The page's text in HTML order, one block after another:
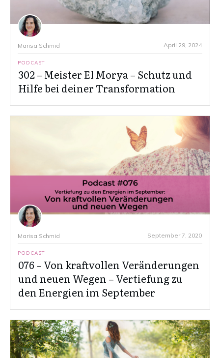
Marisa Schmid April 29, 2024
PODCAST
302 – Meister El Morya – Schutz und
Hilfe bei deiner Transformation
Marisa Schmid September 7, 2020
PODCAST
076 – Von kraftvollen Veränderungen
und neuen Wegen – Vertiefung zu
den Energien im September